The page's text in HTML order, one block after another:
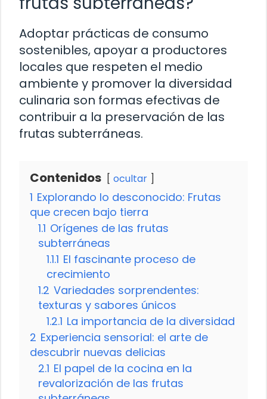
Adoptar prácticas de consumo
sostenibles, apoyar a productores
locales que respeten el medio
ambiente y promover la diversidad
culinaria son formas efectivas de
contribuir a la preservación de las
frutas subterráneas.
Contenidos ocultar
1 Explorando lo desconocido: Frutas
que crecen bajo tierra
1.1 Orígenes de las frutas
subterráneas
1.1.1 El fascinante proceso de
crecimiento
1.2 Variedades sorprendentes:
texturas y sabores únicos
1.2.1 La importancia de la diversidad
2 Experiencia sensorial: el arte de
descubrir nuevas delicias
2.1 El papel de la cocina en la
revalorización de las frutas